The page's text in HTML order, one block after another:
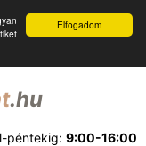
Elfogadom
.hu
péntekig: 9:00-16:00